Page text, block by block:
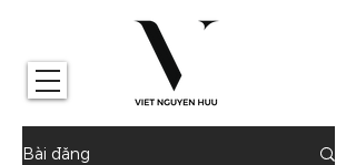
Bài đăng